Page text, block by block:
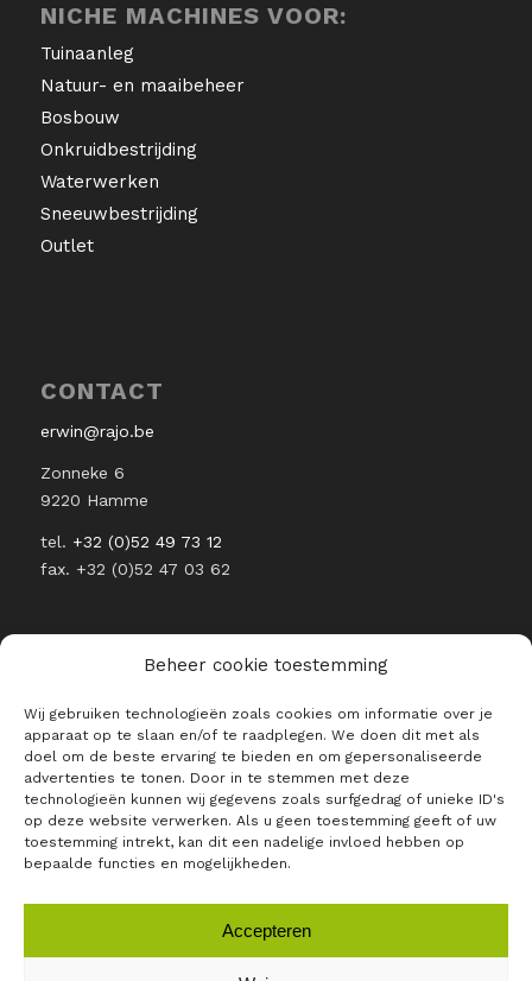
Beheer cookie toestemming
Wij gebruiken technologieën zoals cookies om informatie over je
apparaat op te slaan en/of te raadplegen. We doen dit met als
doel om de beste ervaring te bieden en om gepersonaliseerde
advertenties te tonen. Door in te stemmen met deze
technologieën kunnen wij gegevens zoals surfgedrag of unieke ID's
op deze website verwerken. Als u geen toestemming geeft of uw
toestemming intrekt, kan dit een nadelige invloed hebben op
bepaalde functies en mogelijkheden.
Accepteren
NICHE MACHINES VOOR:
Tuinaanleg
Natuur- en maaibeheer
Bosbouw
Onkruidbestrijding
Waterwerken
Sneeuwbestrijding
Outlet
CONTACT
erwin@rajo.be
Zonneke 6
9220 Hamme
tel. +32 (0)52 49 73 12
fax. +32 (0)52 47 03 62
BLIJF OP DE HOOGTE VAN ALLE
RAJO NIEUWTJES
E-mailadres *